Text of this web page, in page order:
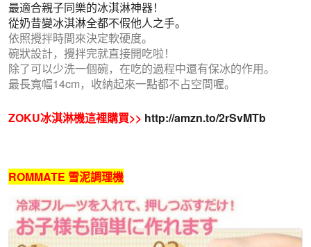
最適合親子同樂的冰淇淋神器！
從奶昔變冰淇淋全都不假他人之手。
依照攪拌時間來決定軟硬度。
碗狀設計，攪拌完就直接開吃啦！
除了可以少洗一個碗，在吃的過程中還有保冰的作用。
最長寬幅14cm，收納起來一點都不占空間喔。
ZOKU冰淇淋機這裡購買>> http://amzn.to/2rSvMTb
ROMMATE 雪泥調理機